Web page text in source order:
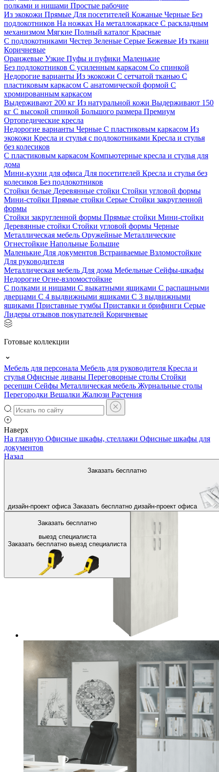
полками и нишами Простые рабочие
Из экокожи Прямые Для посетителей Кожаные Черные Без
подлокотников На ножках На металлокаркасе С раскладным
механизмом Мягкие Полный каталог Красные
С подлокотниками Честер Зеленые Серые Бежевые Из ткани
Коричневые
Оранжевые Узкие Пуфы и пуфики Маленькие
Без подлокотников С усиленным каркасом Со спинкой
Недорогие варианты Из экокожи С сетчатой тканью С
пластиковым каркасом С анатомической формой С
хромированным каркасом
Выдерживают 200 кг Из натуральной кожи Выдерживают 150
кг С высокой спинкой Большого размера Премиум
Ортопедические кресла
Недорогие варианты Черные С пластиковым каркасом Из
экокожи Кресла и стулья с подлокотниками Кресла и стулья
без колесиков
С пластиковым каркасом Компьютерные кресла и стулья для
дома
Мини-кухни для офиса Для посетителей Кресла и стулья без
колесиков Без подлокотников
Стойки белые Деревянные стойки Стойки угловой формы
Мини-стойки Прямые стойки Серые Стойки закругленной
формы
Стойки закругленной формы Прямые стойки Мини-стойки
Деревянные стойки Стойки угловой формы Черные
Металлическая мебель Оружейные Металлические
Огнестойкие Напольные Большие
Маленькие Для документов Встраиваемые Взломостойкие
Для руководителя
Металлическая мебель Для дома Мебельные Сейфы-шкафы
Недорогие Огне-взломостойкие
С полками и нишами С выкатными ящиками С распашными
дверцами С 4 выдвижными ящиками С 3 выдвижными
ящиками Приставные тумбы Приставки и брифинги Серые
Лидеры отзывов покупателей Коричневые
Готовые коллекции
Мебель для персонала Мебель для руководителя Кресла и
стулья Офисные диваны Переговорные столы Стойки
ресепшн Сейфы Металлическая мебель Журнальные столы
Перегородки Вешалки Жалюзи Растения
Наверх
Заказать бесплатно
дизайн-проект офиса Заказать бесплатно дизайн-проект офиса
Заказать бесплатно
выезд специалиста
Заказать бесплатно выезд специалиста
На главную Офисные шкафы, стеллажи Офисные шкафы для
документов
Назад